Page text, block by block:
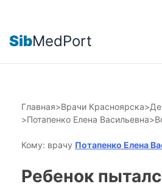
SibMedPort
Главная>Врачи Красноярска>
>Потапенко Елена Васильевна>
Кому: врачу Потапенко Елена
Ребенок